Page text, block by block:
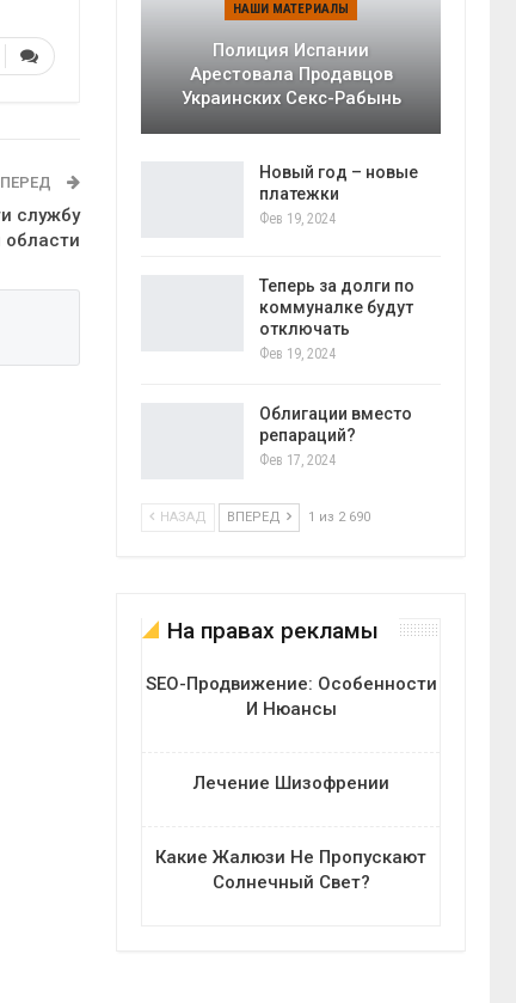
службу
области
НАШИ МАТЕРИАЛЫ
Полиция Испании
Арестовала Продавцов
Украинских Секс-Рабынь
Новый год – новые
платежки
Фев 19, 2024
Теперь за долги по
коммуналке будут
отключать
Фев 19, 2024
Облигации вместо
репараций?
Фев 17, 2024
НАЗАД ВПЕРЕД 1 из 2 690
На правах рекламы
SEO-Продвижение: Особенности
И Нюансы
Лечение Шизофрении
Какие Жалюзи Не Пропускают
Солнечный Свет?